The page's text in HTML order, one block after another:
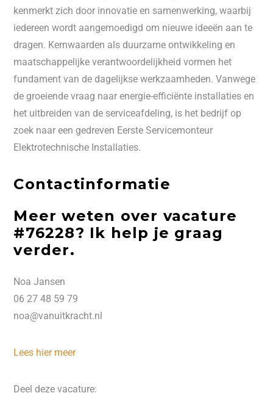
kenmerkt zich door innovatie en samenwerking, waarbij
iedereen wordt aangemoedigd om nieuwe ideeën aan te
dragen. Kernwaarden als duurzame ontwikkeling en
maatschappelijke verantwoordelijkheid vormen het
fundament van de dagelijkse werkzaamheden. Vanwege
de groeiende vraag naar energie-efficiënte installaties en
het uitbreiden van de serviceafdeling, is het bedrijf op
zoek naar een gedreven Eerste Servicemonteur
Elektrotechnische Installaties.
Contactinformatie
Meer weten over vacature
#76228? Ik help je graag
verder.
Noa Jansen
06 27 48 59 79
noa@vanuitkracht.nl
Lees hier meer
Deel deze vacature: